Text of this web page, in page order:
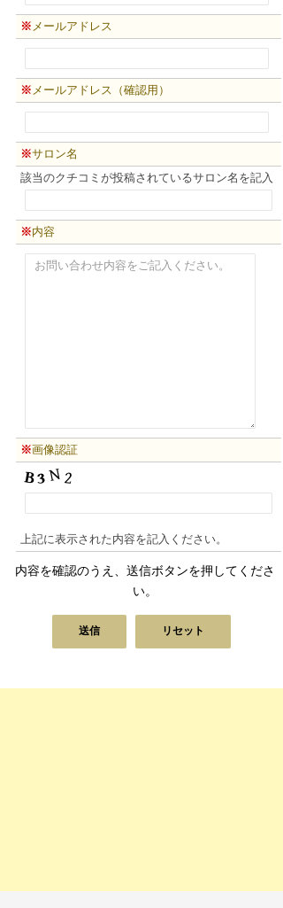
※ メールアドレス
※ メールアドレス（確認用）
※サロン名
該当のクチコミが投稿されているサロン名を記入
※内容
※画像認証
上記に表示された内容を記入ください。
内容を確認のうえ、送信ボタンを押してくださ
い。